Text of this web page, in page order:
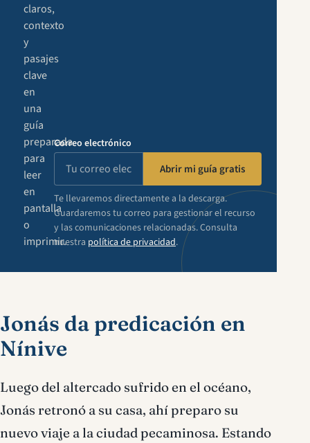
claros,
contexto
y
pasajes
clave
en
una
guía
preparada
para
leer
en
pantalla
o
imprimir.
Correo electrónico
Abrir mi guía gratis
Te llevaremos directamente a la descarga.
Guardaremos tu correo para gestionar el recurso
y las comunicaciones relacionadas. Consulta
nuestra política de privacidad.
Jonás da predicación en
Nínive
Luego del altercado sufrido en el océano,
Jonás retronó a su casa, ahí preparo su
nuevo viaje a la ciudad pecaminosa. Estando